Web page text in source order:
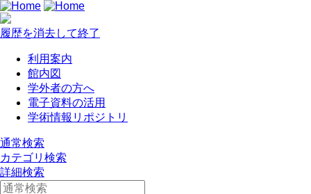
履歴を消去して終了
利用案内
館内図
学外者の方へ
電子資料の活用
学術情報リポジトリ
通常検索
カテゴリ検索
詳細検索